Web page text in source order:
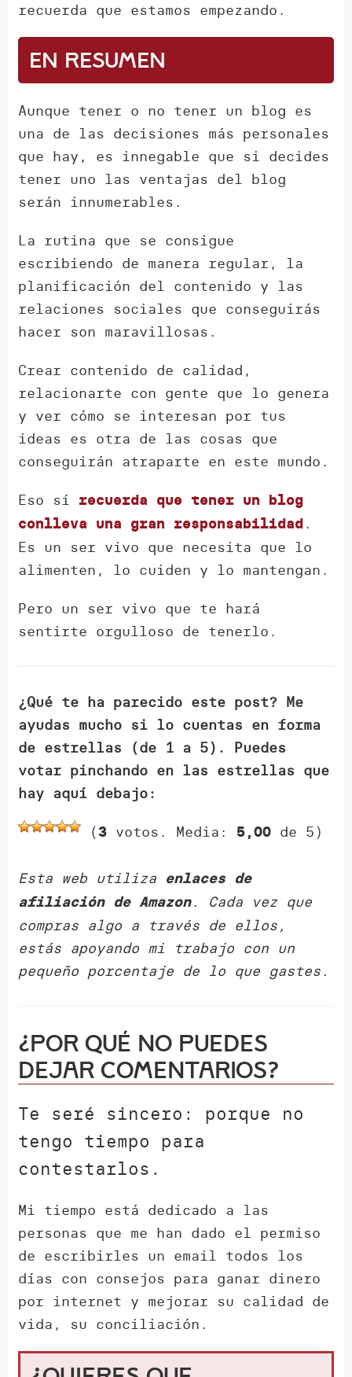
recuerda que estamos empezando.
En resumen
Aunque tener o no tener un blog es
una de las decisiones más personales
que hay, es innegable que si decides
tener uno las ventajas del blog
serán innumerables.
La rutina que se consigue
escribiendo de manera regular, la
planificación del contenido y las
relaciones sociales que conseguirás
hacer son maravillosas.
Crear contenido de calidad,
relacionarte con gente que lo genera
y ver cómo se interesan por tus
ideas es otra de las cosas que
conseguirán atraparte en este mundo.
Eso sí recuerda que tener un blog
conlleva una gran responsabilidad.
Es un ser vivo que necesita que lo
alimenten, lo cuiden y lo mantengan.
Pero un ser vivo que te hará
sentirte orgulloso de tenerlo.
¿Qué te ha parecido este post? Me
ayudas mucho si lo cuentas en forma
de estrellas (de 1 a 5). Puedes
votar pinchando en las estrellas que
hay aquí debajo:
(3 votos. Media: 5,00 de 5)
Esta web utiliza enlaces de
afiliación de Amazon. Cada vez que
compras algo a través de ellos,
estás apoyando mi trabajo con un
pequeño porcentaje de lo que gastes.
¿Por qué NO puedes
dejar comentarios?
Te seré sincero: porque no
tengo tiempo para
contestarlos.
Mi tiempo está dedicado a las
personas que me han dado el permiso
de escribirles un email todos los
días con consejos para ganar dinero
por internet y mejorar su calidad de
vida, su conciliación.